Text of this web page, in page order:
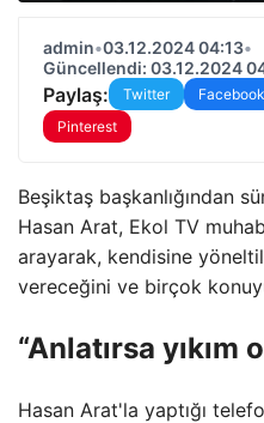
admin•03.12.2024 04:13•
Güncellendi: 03.12.2024
Paylaş: Twitter Facebook
Pinterest
Beşiktaş başkanlığından
Hasan Arat, Ekol TV
arayarak, kendisine
vereceğini ve birçok
“Anlatırsa yıkım
Hasan Arat'la yaptığı